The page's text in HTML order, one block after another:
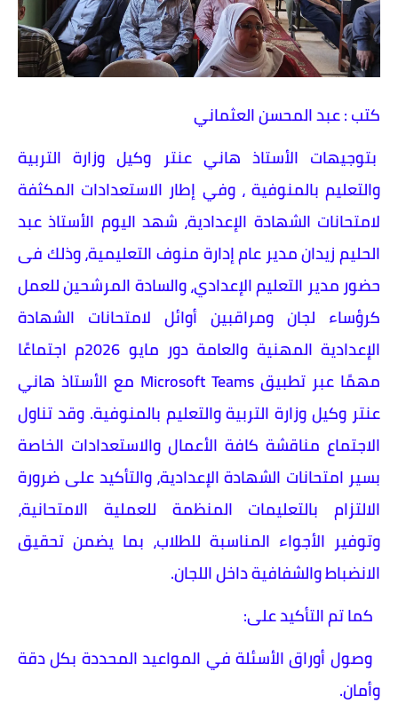
كتب : عبد المحسن العثماني
بتوجيهات الأستاذ هاني عنتر وكيل وزارة التربية
والتعليم بالمنوفية ، وفي إطار الاستعدادات المكثفة
لامتحانات الشهادة الإعدادية، شهد اليوم الأستاذ عبد
الحليم زيدان مدير عام إدارة منوف التعليمية، وذلك فى
حضور مدير التعليم الإعدادي، والسادة المرشحين للعمل
كرؤساء لجان ومراقبين أوائل لامتحانات الشهادة
الإعدادية المهنية والعامة دور مايو 2026م اجتماعًا
مهمًا عبر تطبيق Microsoft Teams مع الأستاذ هاني
عنتر وكيل وزارة التربية والتعليم بالمنوفية. وقد تناول
الاجتماع مناقشة كافة الأعمال والاستعدادات الخاصة
بسير امتحانات الشهادة الإعدادية، والتأكيد على ضرورة
الالتزام بالتعليمات المنظمة للعملية الامتحانية،
وتوفير الأجواء المناسبة للطلاب، بما يضمن تحقيق
الانضباط والشفافية داخل اللجان.
كما تم التأكيد على:
وصول أوراق الأسئلة في المواعيد المحددة بكل دقة
وأمان.